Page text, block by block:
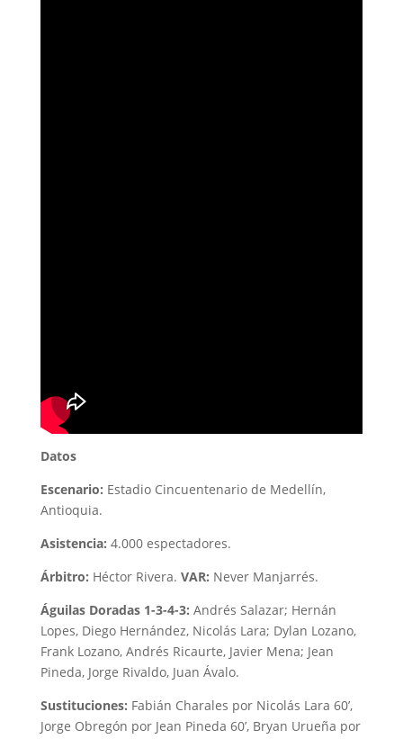
Datos
Escenario: Estadio Cincuentenario de Medellín,
Antioquia.
Asistencia: 4.000 espectadores.
Árbitro: Héctor Rivera. VAR: Never Manjarrés.
Águilas Doradas 1-3-4-3: Andrés Salazar; Hernán
Lopes, Diego Hernández, Nicolás Lara; Dylan Lozano,
Frank Lozano, Andrés Ricaurte, Javier Mena; Jean
Pineda, Jorge Rivaldo, Juan Ávalo.
Sustituciones: Fabián Charales por Nicolás Lara 60’,
Jorge Obregón por Jean Pineda 60’, Bryan Urueña por